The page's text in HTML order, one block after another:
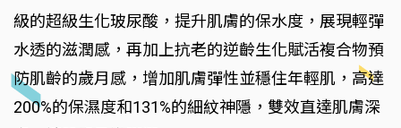
級的超級生化玻尿酸，提升肌膚的保水度，展現輕彈
水透的滋潤感，再加上抗老的逆齡生化賦活複合物預
防肌齡的歲月感，增加肌膚彈性並穩住年輕肌，高達
200%的保濕度和131%的細紋神隱，雙效直達肌膚深